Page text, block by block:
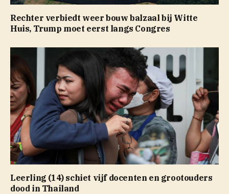
Rechter verbiedt weer bouw balzaal bij Witte
Huis, Trump moet eerst langs Congres
Leerling (14) schiet vijf docenten en grootouders
dood in Thailand